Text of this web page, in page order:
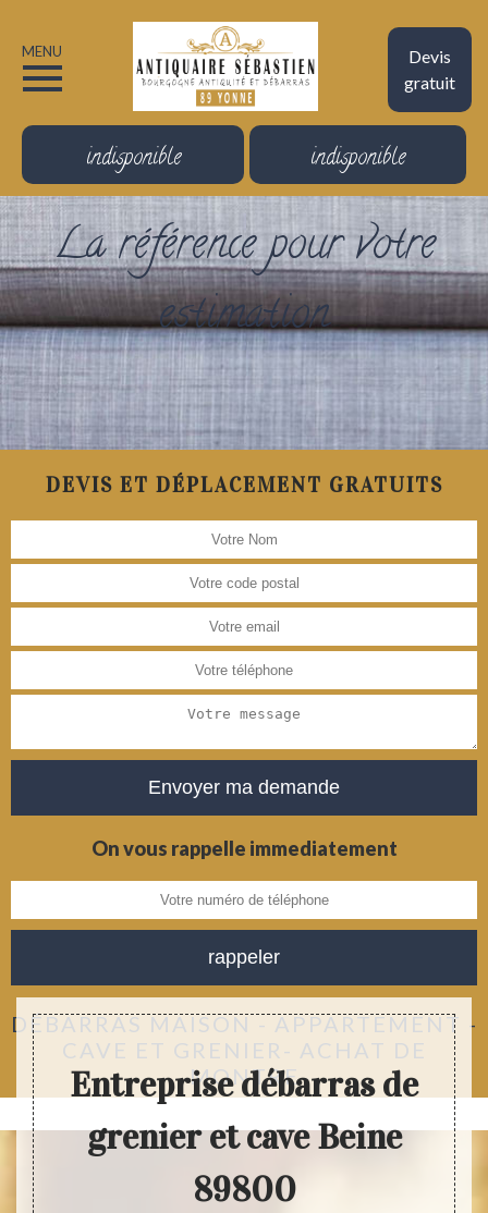
Devis
gratuit
MENU
indisponible indisponible
La référence pour votre
estimation
DEVIS ET DÉPLACEMENT GRATUITS
On vous rappelle immediatement
DÉBARRAS MAISON - APPARTEMENT -
CAVE ET GRENIER- ACHAT DE
MONTRE
Entreprise débarras de
grenier et cave Beine
89800